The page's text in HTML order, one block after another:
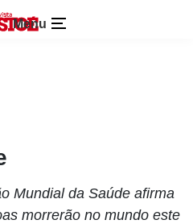
Menu
Mundial da Saúde afirma
morrerão no mundo este